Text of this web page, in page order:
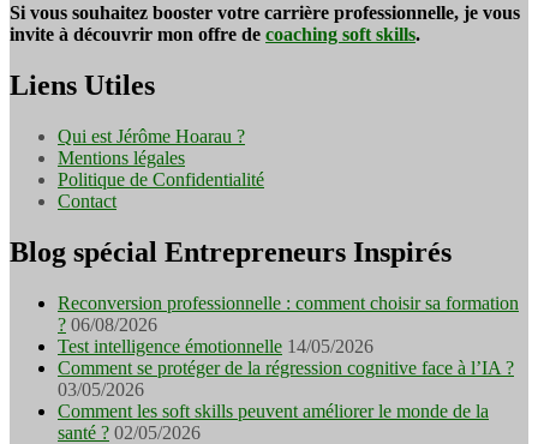
Si vous souhaitez booster votre carrière professionnelle, je vous
invite à découvrir mon offre de coaching soft skills.
Liens Utiles
Qui est Jérôme Hoarau ?
Mentions légales
Politique de Confidentialité
Contact
Blog spécial Entrepreneurs Inspirés
Reconversion professionnelle : comment choisir sa formation
? 06/08/2026
Test intelligence émotionnelle 14/05/2026
Comment se protéger de la régression cognitive face à l’IA ?
03/05/2026
Comment les soft skills peuvent améliorer le monde de la
santé ? 02/05/2026